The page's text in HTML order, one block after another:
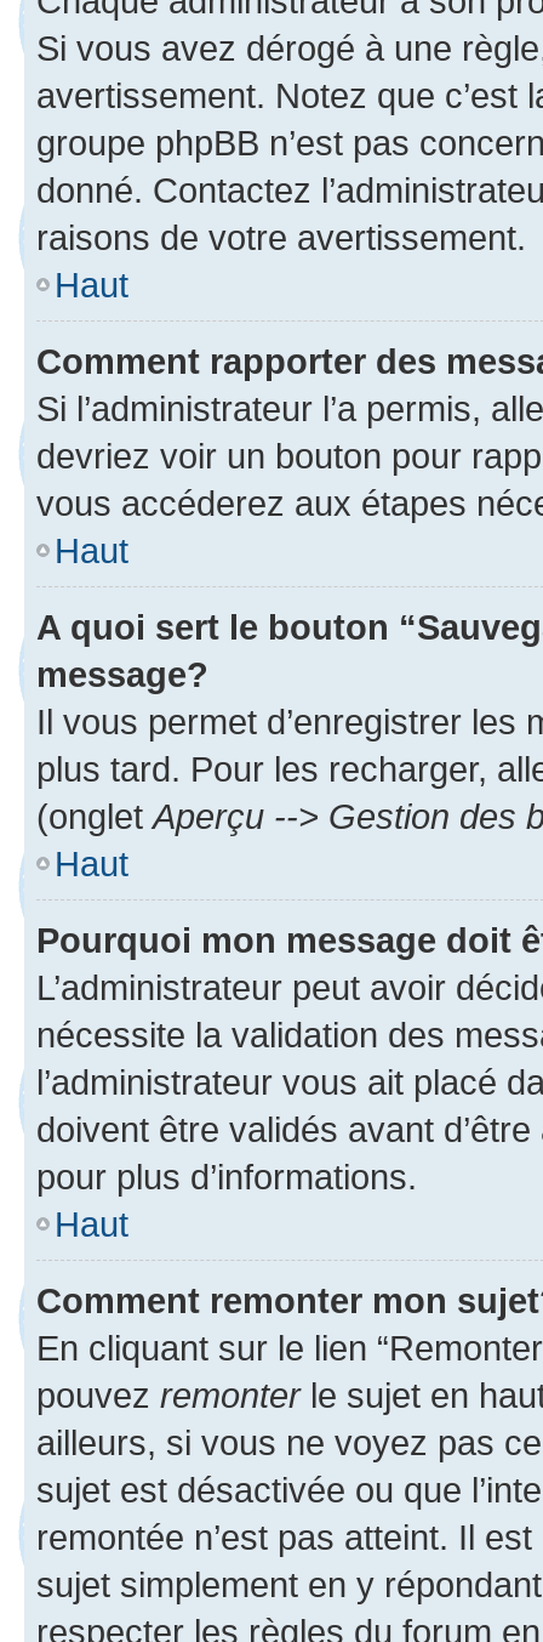
Si vous avez dérogé à une
avertissement. Notez que c’est
groupe phpBB n’est pas
donné. Contactez
raisons de votre avertissement.
Haut
Comment rapporter des
Si l’administrateur l’a permis,
devriez voir un bouton pour
vous accéderez aux étapes
Haut
A quoi sert le bouton
message?
Il vous permet d’enregistrer
plus tard. Pour les recharger,
(onglet Aperçu --> Gestion des
Haut
Pourquoi mon message doit
L’administrateur peut avoir
nécessite la validation des
l’administrateur vous ait placé
doivent être validés avant
pour plus d’informations.
Haut
Comment remonter mon
En cliquant sur le lien
pouvez remonterle sujet en
ailleurs, si vous ne voyez pas
sujet est désactivée ou que
remontée n’est pas atteint. Il
sujet simplement en y
respecter les règles du forum